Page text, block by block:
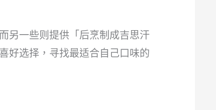
另一些则提供「后烹制成吉思汗
好选择，寻找最适合自己口味的